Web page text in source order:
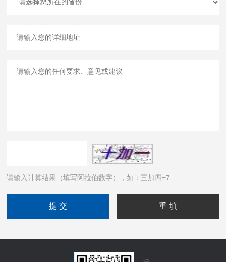
请输入计算结果（填写阿拉伯数字），如：三加四=7